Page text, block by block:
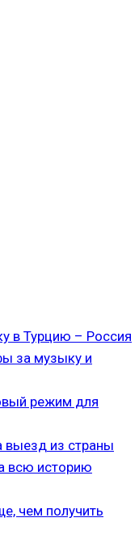
в Турцию – Россия
за музыку и
режим для
выезд из страны
всю историю
чем получить